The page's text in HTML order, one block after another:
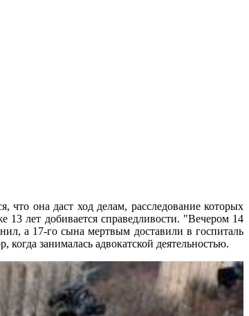
она даст ход делам, расследование которых
13 лет добивается справедливости. "Вечером 14
а 17-го сына мертвым доставили в госпиталь
занималась адвокатской деятельностью.